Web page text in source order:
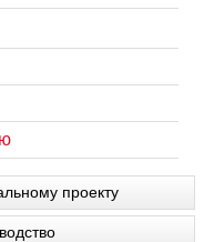
проекту